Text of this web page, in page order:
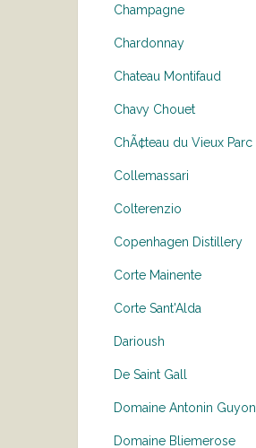
Champagne
Chardonnay
Chateau Montifaud
Chavy Chouet
ChÃ¢teau du Vieux Parc
Collemassari
Colterenzio
Copenhagen Distillery
Corte Mainente
Corte Sant'Alda
Darioush
De Saint Gall
Domaine Antonin Guyon
Domaine Bliemerose